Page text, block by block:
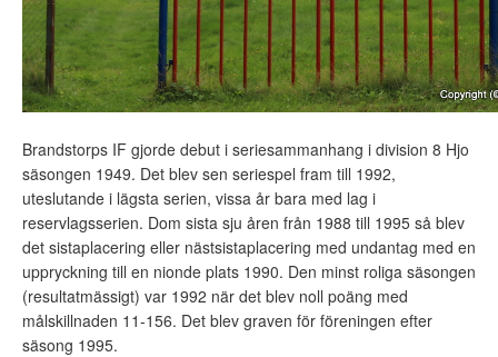
Brandstorps IF gjorde debut i seriesammanhang i division 8 Hjo
säsongen 1949. Det blev sen seriespel fram till 1992,
uteslutande i lägsta serien, vissa år bara med lag i
reservlagsserien. Dom sista sju åren från 1988 till 1995 så blev
det sistaplacering eller nästsistaplacering med undantag med en
uppryckning till en nionde plats 1990. Den minst roliga säsongen
(resultatmässigt) var 1992 när det blev noll poäng med
målskillnaden 11-156. Det blev graven för föreningen efter
säsong 1995.